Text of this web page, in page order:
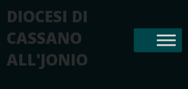
DIOCESI DI
CASSANO
ALL'JONIO